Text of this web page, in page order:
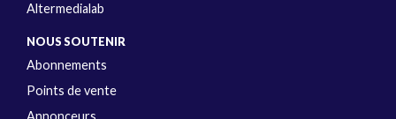
Altermedialab
NOUS SOUTENIR
Abonnements
Points de vente